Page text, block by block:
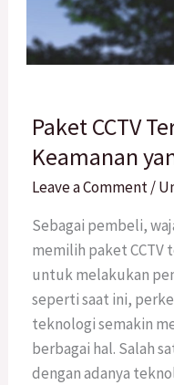
Paket CCTV
Keamanan
Leave a Comment/
Sebagai pembeli,
memilih paket
untuk melakukan
seperti saat ini,
teknologi semakin
berbagai hal. Salah
dengan adanya
CCTV
Terbaik
Sistem
Keamanan
yang
Maksimal